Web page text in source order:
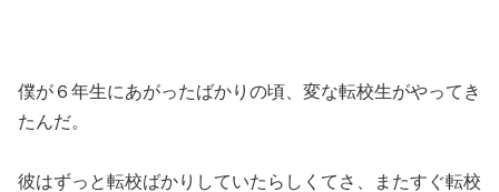
僕が６年生にあがったばかりの頃、変な転校生がやってき
たんだ。
彼はずっと転校ばかりしていたらしくてさ、またすぐ転校